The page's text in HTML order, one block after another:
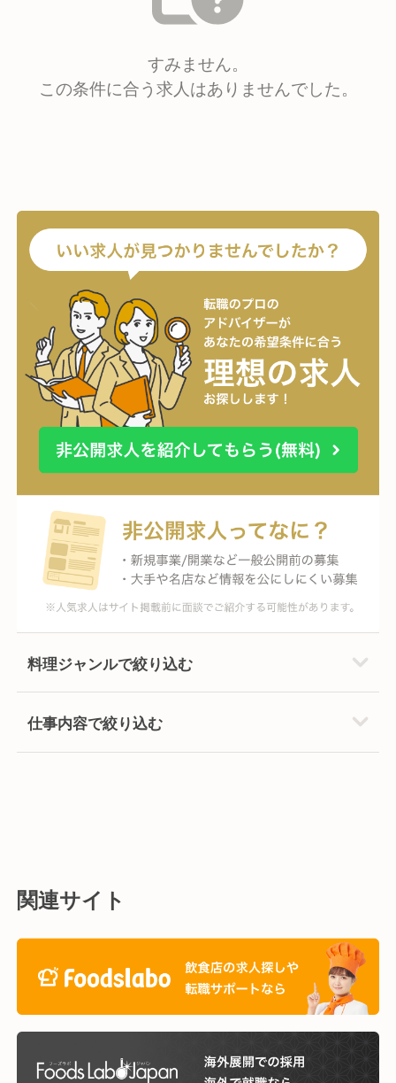
すみません。
この条件に合う求人はありませんでした。
料理ジャンルで絞り込む
仕事内容で絞り込む
関連サイト